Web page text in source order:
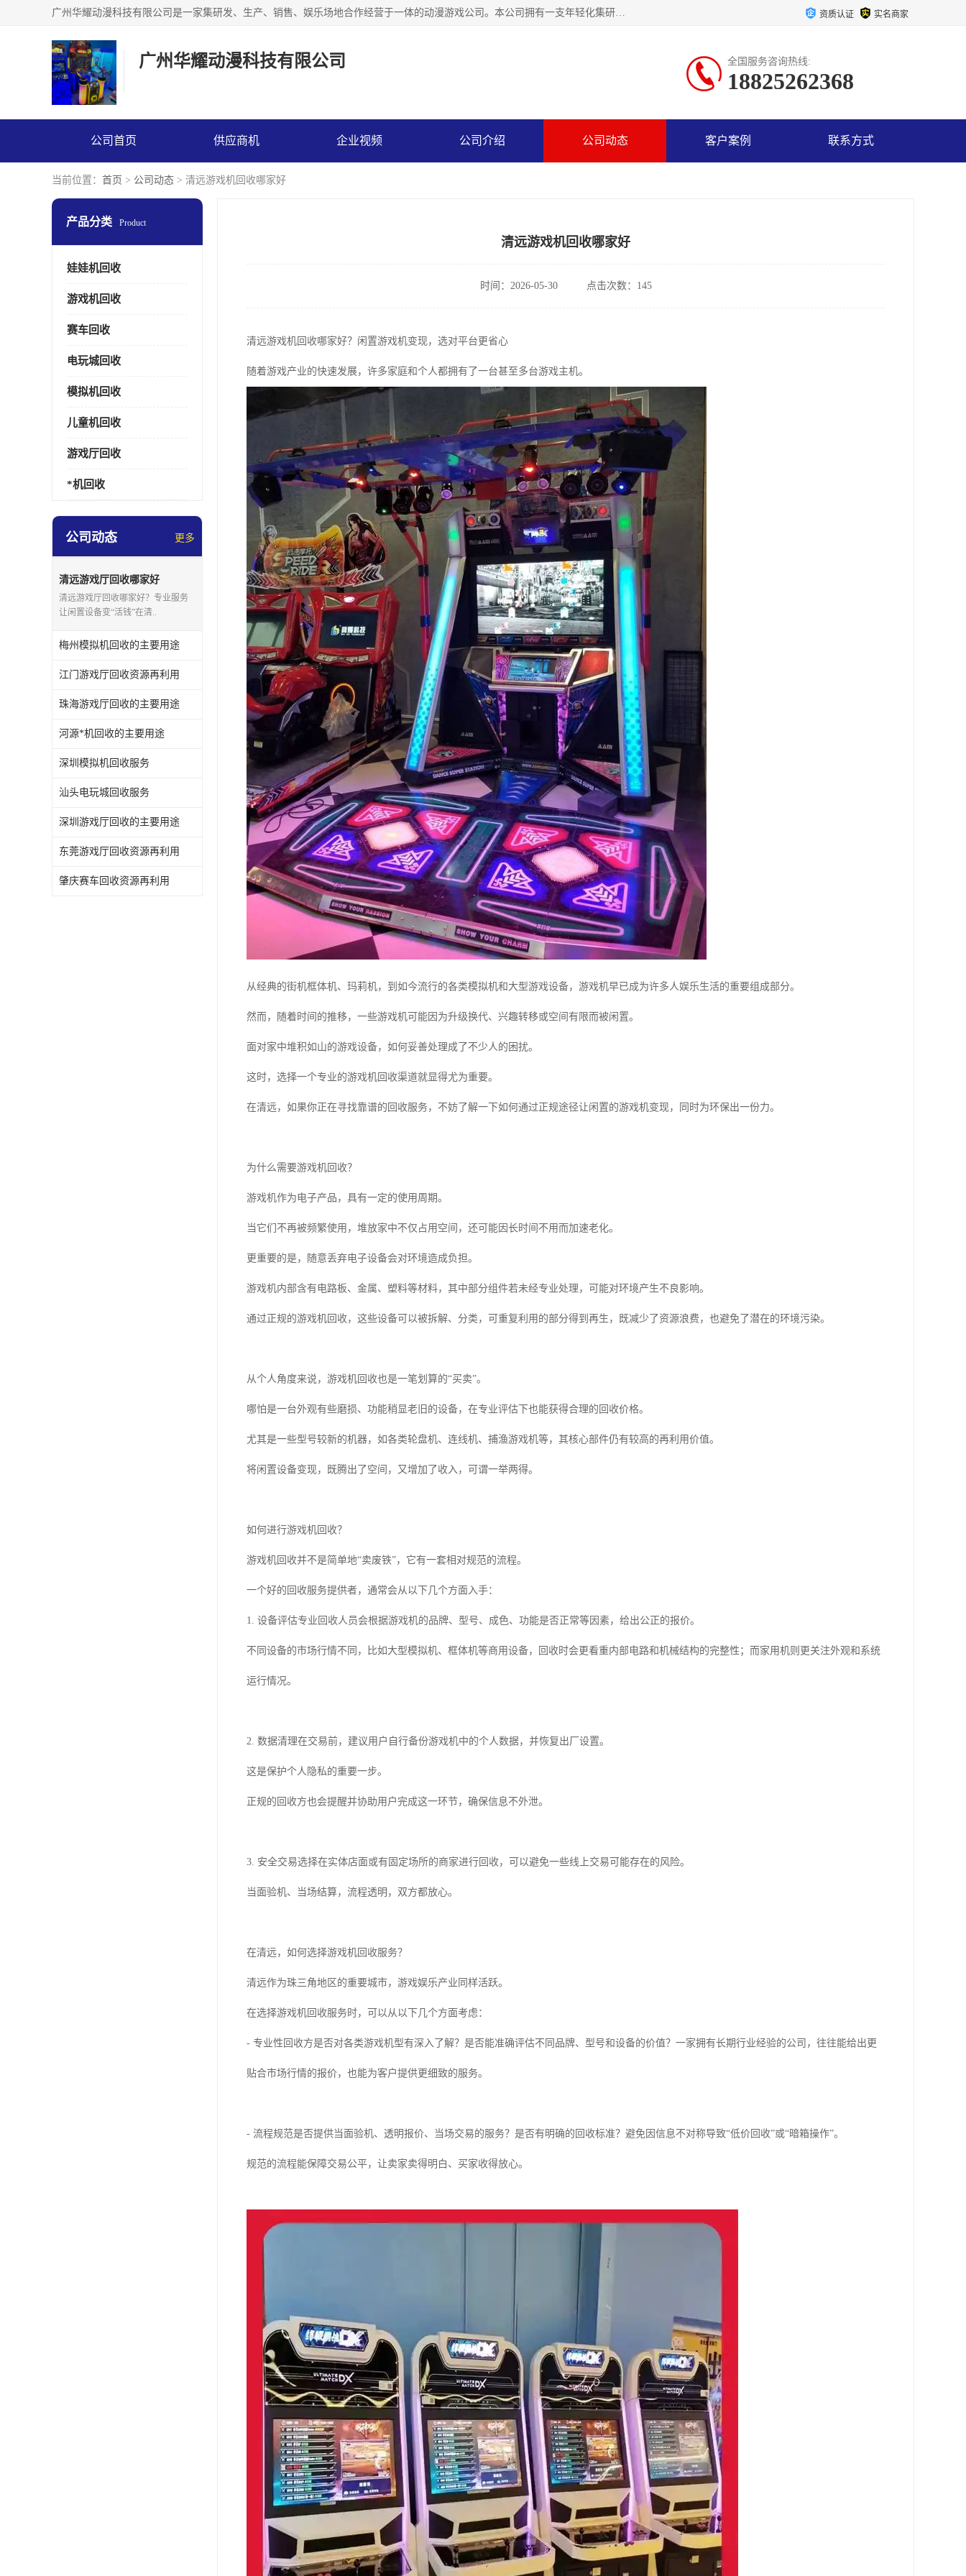
广州华耀动漫科技有限公司是一家集研发、生产、销售、娱乐场地合作经营于一体的动漫游戏公司。本公司拥有一支年轻化集研发生产到售后服务的队伍，及时地为客户提供、赚钱的产品。本公司以雄厚的实力、合理的价格、优良的服务与多家企业建立了长期的合作关系。热诚欢迎各界前来参观、考察、洽谈业务。目前公司经营的产品有：各种捕渔游戏机系列，大型模拟机系列、轮盘机系列、连线机系列、框体机系列、玛莉机系列等。 资质认证 实名商家
广州华耀动漫科技有限公司 全国服务咨询热线:
18825262368
公司首页 供应商机 企业视频 公司介绍 公司动态 客户案例 联系方式
当前位置： 首页 > 公司动态 > 清远游戏机回收哪家好
产品分类 Product
娃娃机回收
游戏机回收
赛车回收
电玩城回收
模拟机回收
儿童机回收
游戏厅回收
*机回收
公司动态 更多
清远游戏厅回收哪家好
清远游戏厅回收哪家好？专业服务
让闲置设备变“活钱”在清..
梅州模拟机回收的主要用途
江门游戏厅回收资源再利用
珠海游戏厅回收的主要用途
河源*机回收的主要用途
深圳模拟机回收服务
汕头电玩城回收服务
深圳游戏厅回收的主要用途
东莞游戏厅回收资源再利用
肇庆赛车回收资源再利用
清远游戏机回收哪家好
时间：2026-05-30 点击次数：145
清远游戏机回收哪家好？闲置游戏机变现，选对平台更省心
随着游戏产业的快速发展，许多家庭和个人都拥有了一台甚至多台游戏主机。
从经典的街机框体机、玛莉机，到如今流行的各类模拟机和大型游戏设备，游戏机早已成为许多人娱乐生活的重要组成部分。
然而，随着时间的推移，一些游戏机可能因为升级换代、兴趣转移或空间有限而被闲置。
面对家中堆积如山的游戏设备，如何妥善处理成了不少人的困扰。
这时，选择一个专业的游戏机回收渠道就显得尤为重要。
在清远，如果你正在寻找靠谱的回收服务，不妨了解一下如何通过正规途径让闲置的游戏机变现，同时为环保出一份力。
为什么需要游戏机回收？
游戏机作为电子产品，具有一定的使用周期。
当它们不再被频繁使用，堆放家中不仅占用空间，还可能因长时间不用而加速老化。
更重要的是，随意丢弃电子设备会对环境造成负担。
游戏机内部含有电路板、金属、塑料等材料，其中部分组件若未经专业处理，可能对环境产生不良影响。
通过正规的游戏机回收，这些设备可以被拆解、分类，可重复利用的部分得到再生，既减少了资源浪费，也避免了潜在的环境污染。
从个人角度来说，游戏机回收也是一笔划算的“买卖”。
哪怕是一台外观有些磨损、功能稍显老旧的设备，在专业评估下也能获得合理的回收价格。
尤其是一些型号较新的机器，如各类轮盘机、连线机、捕渔游戏机等，其核心部件仍有较高的再利用价值。
将闲置设备变现，既腾出了空间，又增加了收入，可谓一举两得。
如何进行游戏机回收？
游戏机回收并不是简单地“卖废铁”，它有一套相对规范的流程。
一个好的回收服务提供者，通常会从以下几个方面入手：
1. 设备评估专业回收人员会根据游戏机的品牌、型号、成色、功能是否正常等因素，给出公正的报价。
不同设备的市场行情不同，比如大型模拟机、框体机等商用设备，回收时会更看重内部电路和机械结构的完整性；而家用机则更关注外观和系统
运行情况。
2. 数据清理在交易前，建议用户自行备份游戏机中的个人数据，并恢复出厂设置。
这是保护个人隐私的重要一步。
正规的回收方也会提醒并协助用户完成这一环节，确保信息不外泄。
3. 安全交易选择在实体店面或有固定场所的商家进行回收，可以避免一些线上交易可能存在的风险。
当面验机、当场结算，流程透明，双方都放心。
在清远，如何选择游戏机回收服务？
清远作为珠三角地区的重要城市，游戏娱乐产业同样活跃。
在选择游戏机回收服务时，可以从以下几个方面考虑：
- 专业性回收方是否对各类游戏机型有深入了解？是否能准确评估不同品牌、型号和设备的价值？一家拥有长期行业经验的公司，往往能给出更
贴合市场行情的报价，也能为客户提供更细致的服务。
- 流程规范是否提供当面验机、透明报价、当场交易的服务？是否有明确的回收标准？避免因信息不对称导致“低价回收”或“暗箱操作”。
规范的流程能保障交易公平，让卖家卖得明白、买家收得放心。